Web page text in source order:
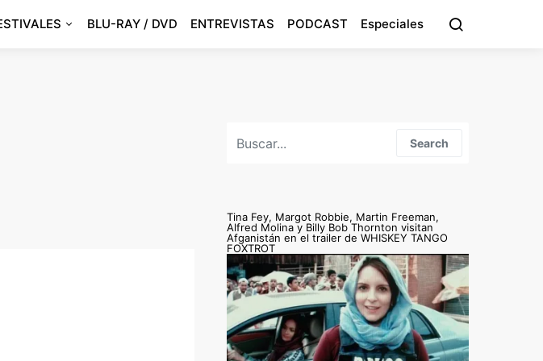
BLU-RAY / DVD ENTREVISTAS PODCAST Especiales
Search
Tina Fey, Margot Robbie, Martin Freeman,
Alfred Molina y Billy Bob Thornton visitan
Afganistán en el trailer de WHISKEY TANGO
FOXTROT